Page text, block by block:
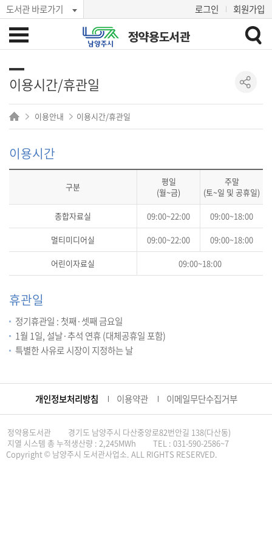
도서관 바로가기 로그인 회원가입
정약용도서관
이용시간/휴관일
이용안내 이용시간/휴관일
이용시간
구분
평일
(월~금)
주말
(토~일 및 공휴일)
종합자료실 09:00~22:00 09:00~18:00
멀티미디어실 09:00~22:00 09:00~18:00
어린이자료실 09:00~18:00
휴관일
정기휴관일 : 첫째·셋째 금요일
1월 1일, 설날·추석 연휴 (대체공휴일 포함)
특별한 사유로 시장이 지정하는 날
개인정보처리방침 이용약관 이메일무단수집거부
정약용도서관
경기도 남양주시 다산중앙로82번안길 138(다산동)
지열 시스템 총 누적생산량 : 2,245MWh
TEL : 031-590-2586~7
Copyright © 남양주시 도서관사업소. ALL RIGHTS RESERVED.